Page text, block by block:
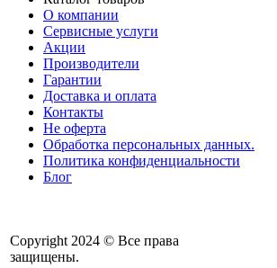
О компании
Сервисные услуги
Акции
Производители
Гарантии
Доставка и оплата
Контакты
Не оферта
Обработка персональных данных.
Политика конфиденциальности
Блог
Copyright 2024 © Все права
защищены.